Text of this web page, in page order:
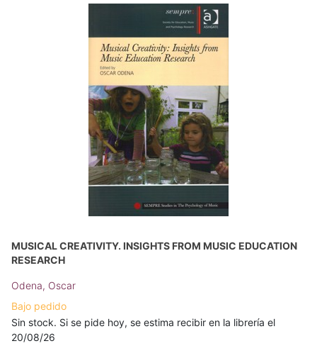
MUSICAL CREATIVITY. INSIGHTS FROM MUSIC EDUCATION
RESEARCH
Odena, Oscar
Bajo pedido
Sin stock. Si se pide hoy, se estima recibir en la librería el
20/08/26